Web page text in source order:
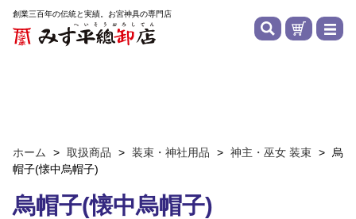
創業三百年の伝統と実績。お宮神具の専門店
ホーム > 取扱商品 > 装束・神社用品 > 神主・巫女 装束 >
烏
帽子(懐中烏帽子)
烏帽子(懐中烏帽子)